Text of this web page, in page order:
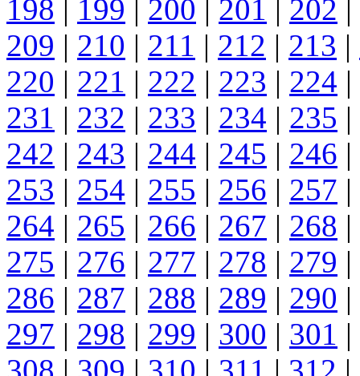
198 | 199 | 200 | 201 | 202 |
209 | 210 | 211 | 212 | 213 |
220 | 221 | 222 | 223 | 224 |
231 | 232 | 233 | 234 | 235 |
242 | 243 | 244 | 245 | 246 |
253 | 254 | 255 | 256 | 257 |
264 | 265 | 266 | 267 | 268 |
275 | 276 | 277 | 278 | 279 |
286 | 287 | 288 | 289 | 290 |
297 | 298 | 299 | 300 | 301 |